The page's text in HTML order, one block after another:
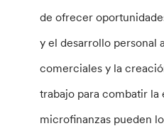
de ofrecer
y el desarrollo personal
comerciales y la
trabajo para combatir la
microfinanzas pueden